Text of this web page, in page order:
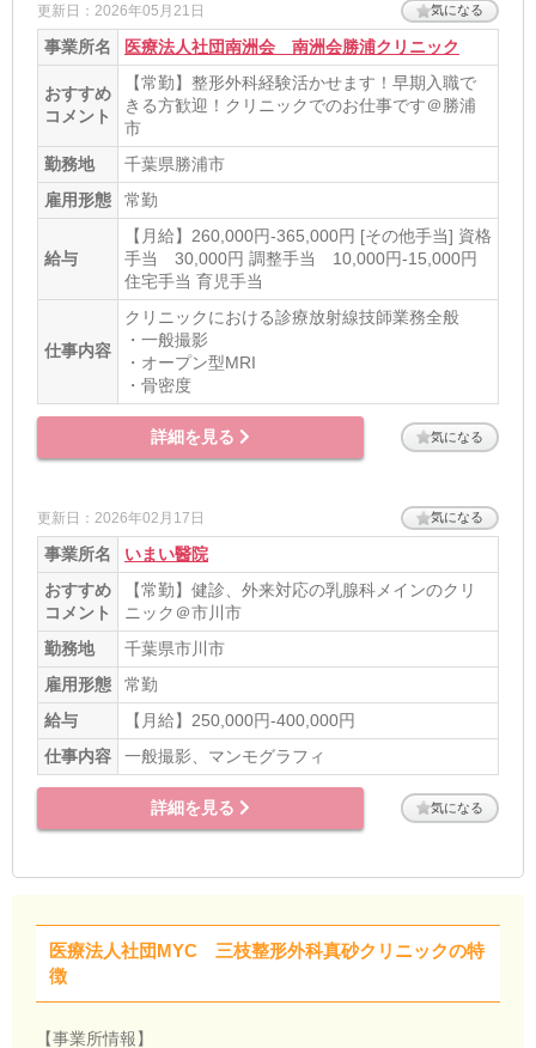
更新日：2026年05月21日 気になる
事業所名 医療法人社団南洲会 南洲会勝浦クリニック
おすすめ
コメント
【常勤】整形外科経験活かせます！早期入職で
きる方歓迎！クリニックでのお仕事です＠勝浦
市
勤務地
千葉県勝浦市
雇用形態
常勤
給与
【月給】260,000円-365,000円 [その他手当] 資格
手当 30,000円 調整手当 10,000円-15,000円
住宅手当 育児手当
仕事内容
クリニックにおける診療放射線技師業務全般
・一般撮影
・オープン型MRI
・骨密度
詳細を見る 気になる
更新日：2026年02月17日 気になる
事業所名
いまい醫院
おすすめ
コメント
【常勤】健診、外来対応の乳腺科メインのクリ
ニック＠市川市
勤務地
千葉県市川市
雇用形態
常勤
給与
【月給】250,000円-400,000円
仕事内容
一般撮影、マンモグラフィ
詳細を見る 気になる
医療法人社団MYC 三枝整形外科真砂クリニックの特
徴
【事業所情報】